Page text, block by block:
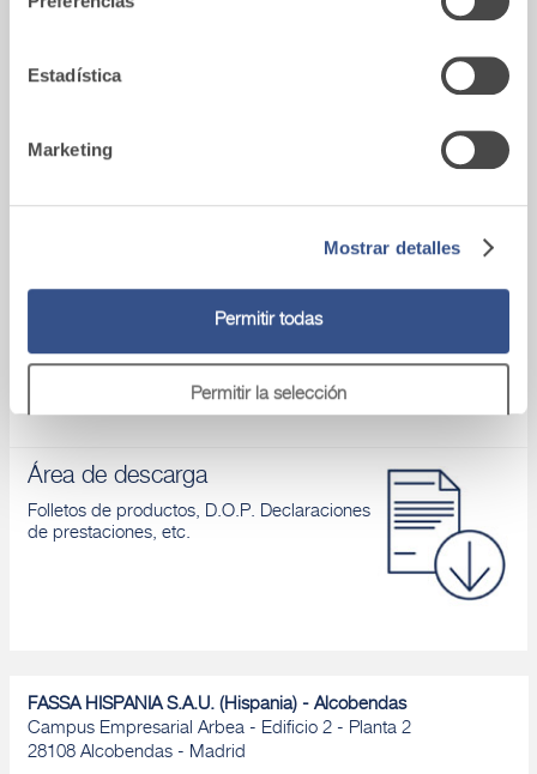
Estadística
Marketing
Mostrar detalles
Permitir todas
Permitir la selección
Vídeo
Si tienes algún problema, ponte en contacto
Área de descarga
Folletos de productos, D.O.P. Declaraciones
de prestaciones, etc.
FASSA HISPANIA S.A.U. (Hispania) - Alcobendas
Campus Empresarial Arbea - Edificio 2 - Planta 2
28108 Alcobendas - Madrid